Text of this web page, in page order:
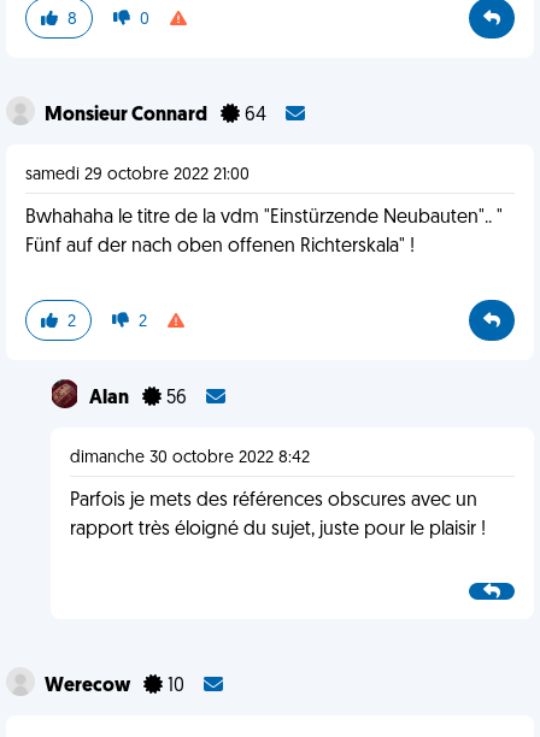
8 0
Monsieur Connard 64
samedi 29 octobre 2022 21:00
Bwhahaha le titre de la vdm "Einstürzende Neubauten".. "
Fünf auf der nach oben offenen Richterskala" !
2 2
Alan 56
dimanche 30 octobre 2022 8:42
Parfois je mets des références obscures avec un
rapport très éloigné du sujet, juste pour le plaisir !
Werecow 10